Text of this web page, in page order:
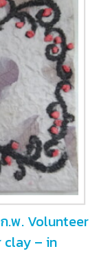
ก.พ. Volunteer
clay – in